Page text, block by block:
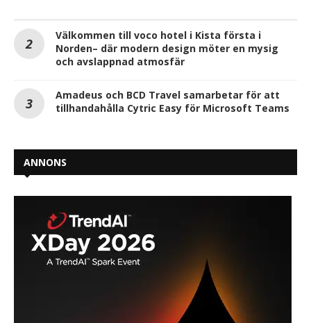
Välkommen till voco hotel i Kista första i
Norden– där modern design möter en mysig
och avslappnad atmosfär
Amadeus och BCD Travel samarbetar för att
tillhandahålla Cytric Easy för Microsoft Teams
ANNONS